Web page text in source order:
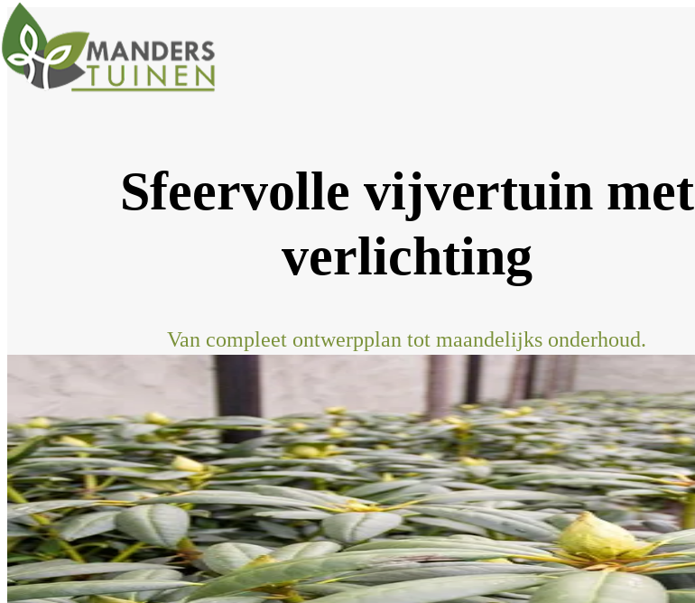
Sfeervolle vijvertuin met
verlichting
Van compleet ontwerpplan tot maandelijks onderhoud.